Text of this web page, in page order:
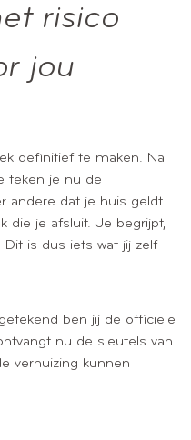
risico
jou
definitief te maken. Na
teken je nu de
andere dat je huis geldt
die je afsluit. Je begrijpt,
is dus iets wat jij zelf
ben jij de officiële
nu de sleutels van
verhuizing kunnen